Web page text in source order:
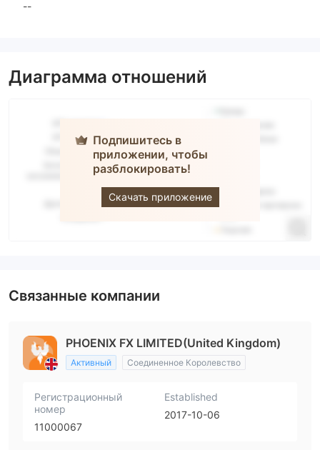
--
Диаграмма отношений
Подпишитесь в
приложении, чтобы
разблокировать!
Скачать приложение
Phoenix FX
Связанные компании
PHOENIX FX LIMITED(United Kingdom)
Активный Соединенное Королевство
Регистрационный
номер
11000067
Established
2017-10-06